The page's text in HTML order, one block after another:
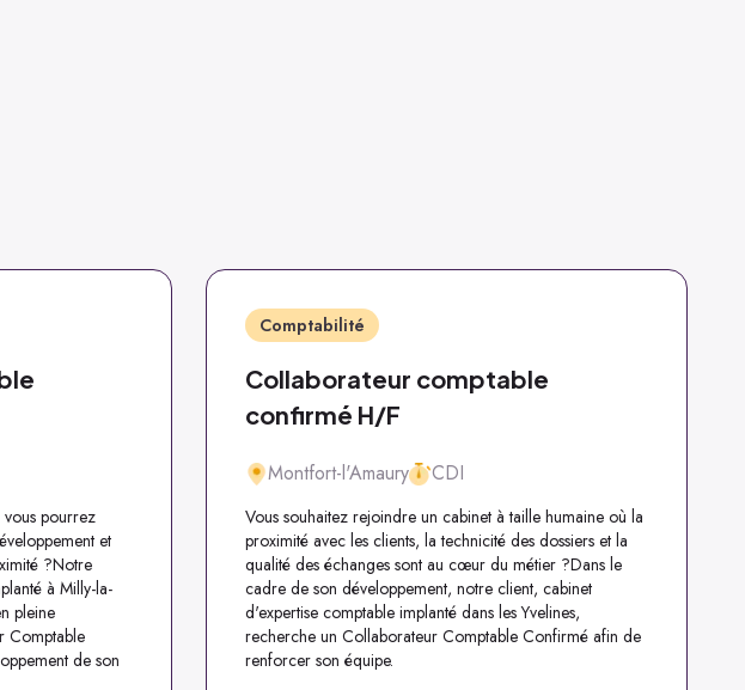
pourrez
et
?Notre
à Milly-la-
pleine
Comptable
de son
Comptabilité
Collaborateur comptable
confirmé H/F
Montfort-l'Amaury CDI
Vous souhaitez rejoindre un cabinet à taille humaine où la
proximité avec les clients, la technicité des dossiers et la
qualité des échanges sont au cœur du métier ?Dans le
cadre de son développement, notre client, cabinet
d'expertise comptable implanté dans les Yvelines,
recherche un Collaborateur Comptable Confirmé afin de
renforcer son équipe.